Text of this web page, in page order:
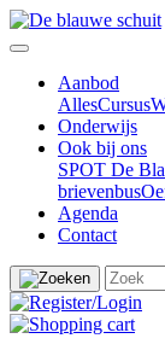
Aanbod
AllesCursus
Onderwijs
Ook bij ons
SPOT De
brievenbus
Agenda
Contact
Zoeken
naar: